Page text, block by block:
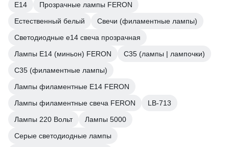
E14
Прозрачные лампы FERON
Естественный белый
Свечи (филаментные лампы)
Светодиодные е14 свеча прозрачная
Лампы Е14 (миньон) FERON
C35 (лампы | лампочки)
C35 (филаментные лампы)
Лампы филаментные E14 FERON
Лампы филаментные свеча FERON
LB-713
Лампы 220 Вольт
Лампы 5000
Серые светодиодные лампы